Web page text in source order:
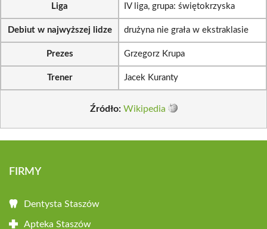
Liga IV liga, grupa: świętokrzyska
Debiut w najwyższej lidze drużyna nie grała w ekstraklasie
Prezes Grzegorz Krupa
Trener Jacek Kuranty
Źródło: Wikipedia
FIRMY
Dentysta Staszów
Apteka Staszów